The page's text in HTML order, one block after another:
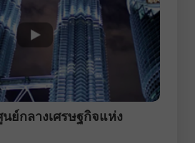
ย์กลางเศรษฐกิจแห่ง